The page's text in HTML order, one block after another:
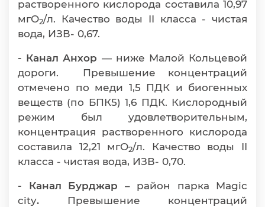
растворенного кислорода составила 10,97
мгО2/л. Качество воды II класса - чистая
вода, ИЗВ- 0,67.
- Канал Анхор — ниже Малой Кольцевой
дороги. Превышение концентраций
отмечено по меди 1,5 ПДК и биогенных
веществ (по БПК5) 1,6 ПДК. Кислородный
режим был удовлетворительным,
концентрация растворенного кислорода
составила 12,21 мгО2/л. Качество воды II
класса - чистая вода, ИЗВ- 0,70.
- Канал Бурджар – район парка Magic
city. Превышение концентраций